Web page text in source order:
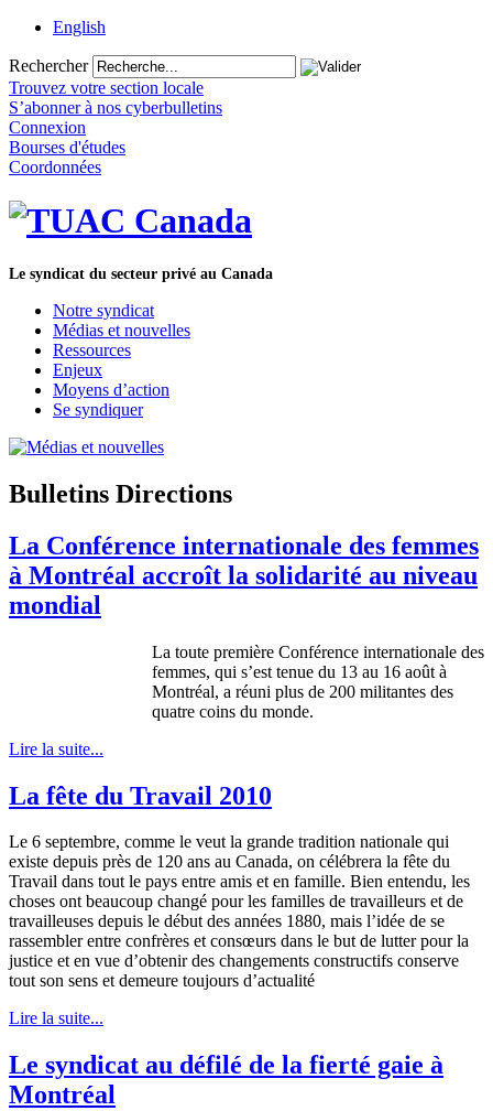
English
Rechercher
Trouvez votre section locale
S’abonner à nos cyberbulletins
Connexion
Bourses d'études
Coordonnées
Le syndicat du secteur privé au Canada
Notre syndicat
Médias et nouvelles
Ressources
Enjeux
Moyens d’action
Se syndiquer
Bulletins Directions
La Conférence internationale des femmes
à Montréal accroît la solidarité au niveau
mondial
La toute première Conférence internationale des
femmes, qui s’est tenue du 13 au 16 août à
Montréal, a réuni plus de 200 militantes des
quatre coins du monde.
Lire la suite...
La fête du Travail 2010
Le 6 septembre, comme le veut la grande tradition nationale qui
existe depuis près de 120 ans au Canada, on célébrera la fête du
Travail dans tout le pays entre amis et en famille. Bien entendu, les
choses ont beaucoup changé pour les familles de travailleurs et de
travailleuses depuis le début des années 1880, mais l’idée de se
rassembler entre confrères et consœurs dans le but de lutter pour la
justice et en vue d’obtenir des changements constructifs conserve
tout son sens et demeure toujours d’actualité
Lire la suite...
Le syndicat au défilé de la fierté gaie à
Montréal